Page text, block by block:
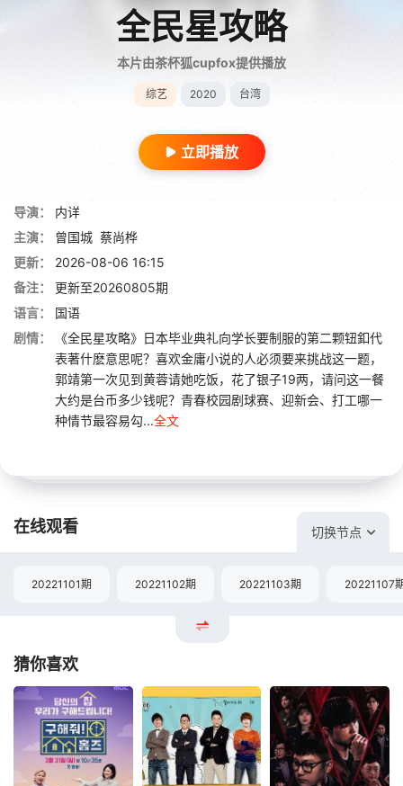
全民星攻略
本片由茶杯狐cupfox提供播放
综艺 2020 台湾
立即播放
导演：
内详
主演：
曾国城 蔡尚桦
更新：
2026-08-06 16:15
备注：
更新至20260805期
语言：
国语
剧情：
《全民星攻略》日本毕业典礼向学长要制服的第二颗钮釦代
表著什麽意思呢？喜欢金庸小说的人必须要来挑战这一题，
郭靖第一次见到黄蓉请她吃饭，花了银子19两，请问这一餐
大约是台币多少钱呢？青春校园剧球赛、迎新会、打工哪一
种情节最容易勾...全文
在线观看 切换节点
20221101期 20221102期 20221103期 20221107
猜你喜欢